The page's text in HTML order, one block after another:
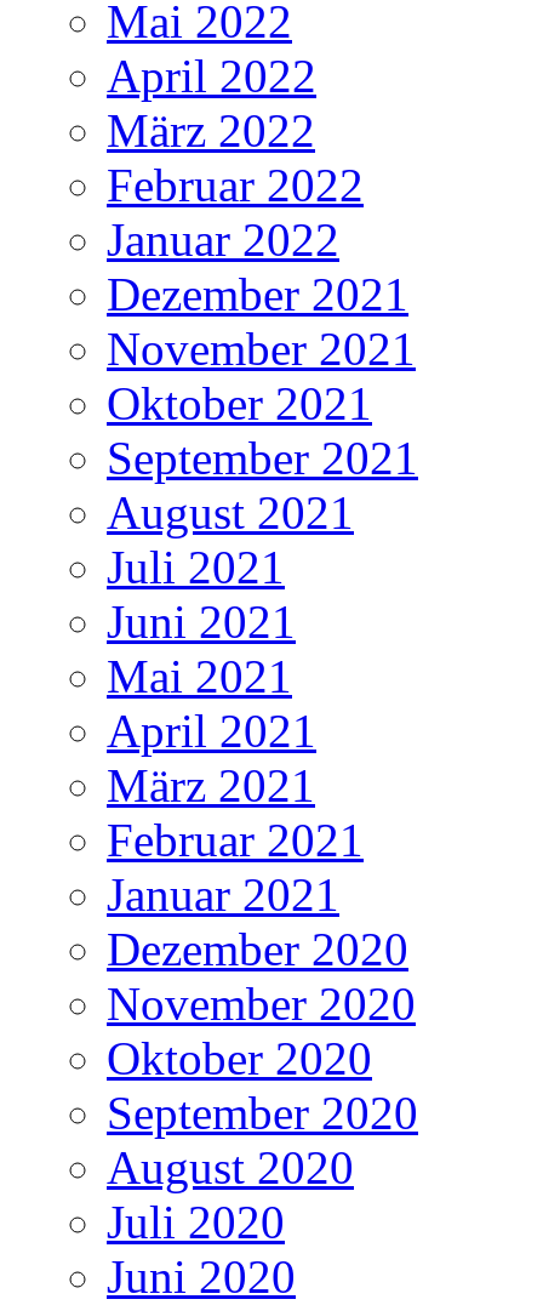
Mai 2022
April 2022
März 2022
Februar 2022
Januar 2022
Dezember 2021
November 2021
Oktober 2021
September 2021
August 2021
Juli 2021
Juni 2021
Mai 2021
April 2021
März 2021
Februar 2021
Januar 2021
Dezember 2020
November 2020
Oktober 2020
September 2020
August 2020
Juli 2020
Juni 2020